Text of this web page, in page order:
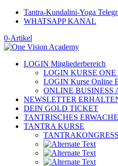
Tantra-Kundalini-Yoga
WHATSAPP KANAL
0-Artikel
LOGIN Mitgliederbereich
LOGIN KURSE
LOGIN Kurse Online
ONLINE BUSINESS
NEWSLETTER
DEIN GOLD TICKET
TANTRISCHES
TANTRA KURSE